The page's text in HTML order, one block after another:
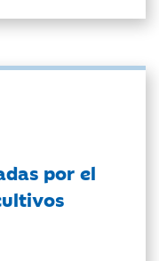
por el